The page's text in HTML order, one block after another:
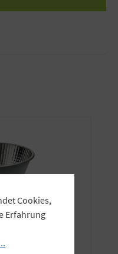
Cookies,
Erfahrung